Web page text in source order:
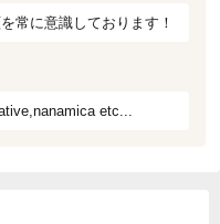
常に意識しております！
etc...